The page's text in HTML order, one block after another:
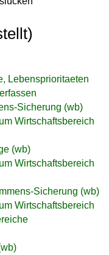
Lebensprioritaeten
Sicherung (wb)
Wirtschaftsbereich
(wb)
Wirtschaftsbereich
Sicherung (wb)
Wirtschaftsbereich